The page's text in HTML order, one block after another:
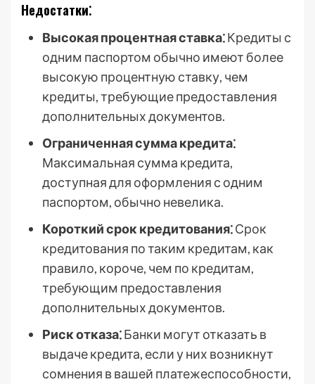
Недостатки⁚
Высокая процентная ставка⁚Кредиты с
одним паспортом обычно имеют более
высокую процентную ставку, чем
кредиты, требующие предоставления
дополнительных документов.
Ограниченная сумма кредита⁚
Максимальная сумма кредита,
доступная для оформления с одним
паспортом, обычно невелика.
Короткий срок кредитования⁚Срок
кредитования по таким кредитам, как
правило, короче, чем по кредитам,
требующим предоставления
дополнительных документов.
Риск отказа⁚Банки могут отказать в
выдаче кредита, если у них возникнут
сомнения в вашей платежеспособности,